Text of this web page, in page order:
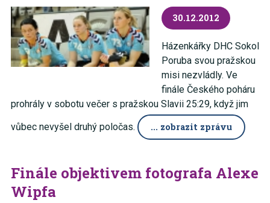
30.12.2012
Házenkářky DHC Sokol
Poruba svou pražskou
misi nezvládly. Ve
finále Českého poháru
prohrály v sobotu večer s pražskou Slavii 25:29, když jim
vůbec nevyšel druhý poločas.
... zobrazit zprávu
Finále objektivem fotografa Alexe
Wipfa